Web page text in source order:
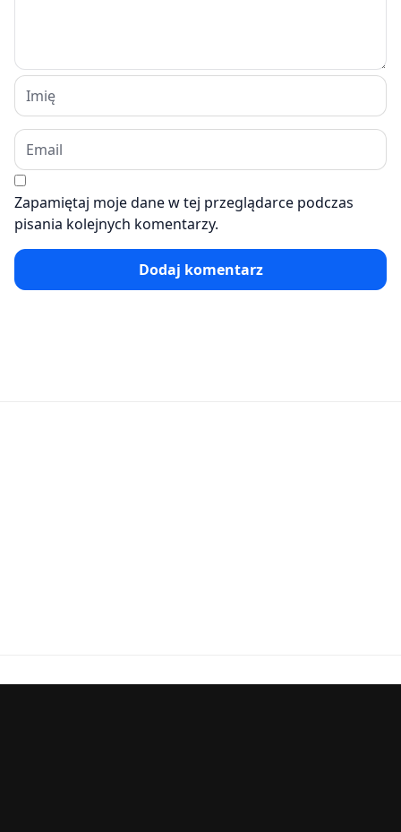
Zapamiętaj moje dane w tej przeglądarce podczas
pisania kolejnych komentarzy.
Dodaj komentarz